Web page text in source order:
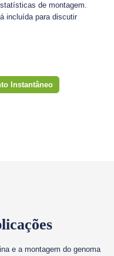
de montagem.
incluída para discutir
Instantâneo
e a montagem do genoma